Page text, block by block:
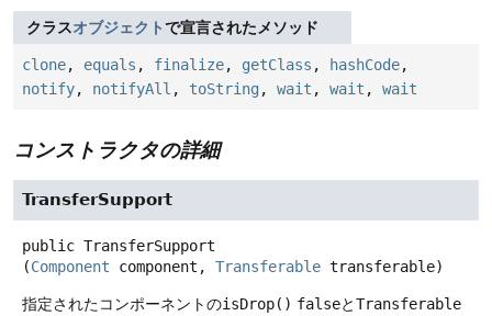
クラスオブジェクトで宣言されたメソッド
clone, equals , finalize, getClass , hashCode,
notify, notifyAll , toString , wait , wait , wait
コンストラクタの詳細
TransferSupport
public TransferSupport
(Component component, Transferable transferable)
指定されたコンポーネントのisDrop() falseとTransferable